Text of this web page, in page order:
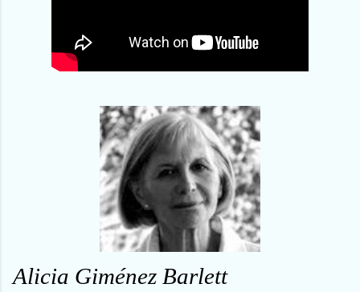
Alicia Giménez Barlett